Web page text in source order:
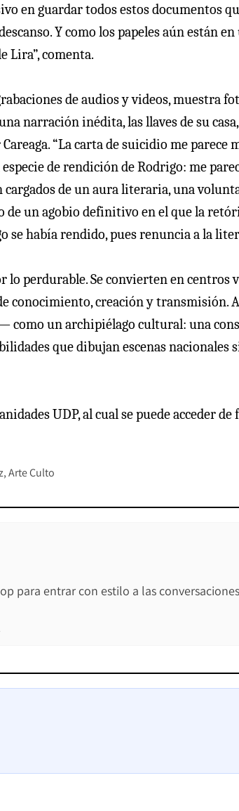
en guardar todos estos documentos
Y como los papeles aún están
Lira”, comenta.
de audios y videos, muestra
narración inédita, las llaves de su
“La carta de suicidio me parece
de rendición de Rodrigo: me
de un aura literaria, una
de un agobio definitivo en el que la
se había rendido, pues renuncia a la
lo perdurable. Se convierten en centros
conocimiento, creación y transmisión.
como un archipiélago cultural: una
que dibujan escenas nacionales
UDP, al cual se puede acceder de
Arte Culto
para entrar con estilo a las